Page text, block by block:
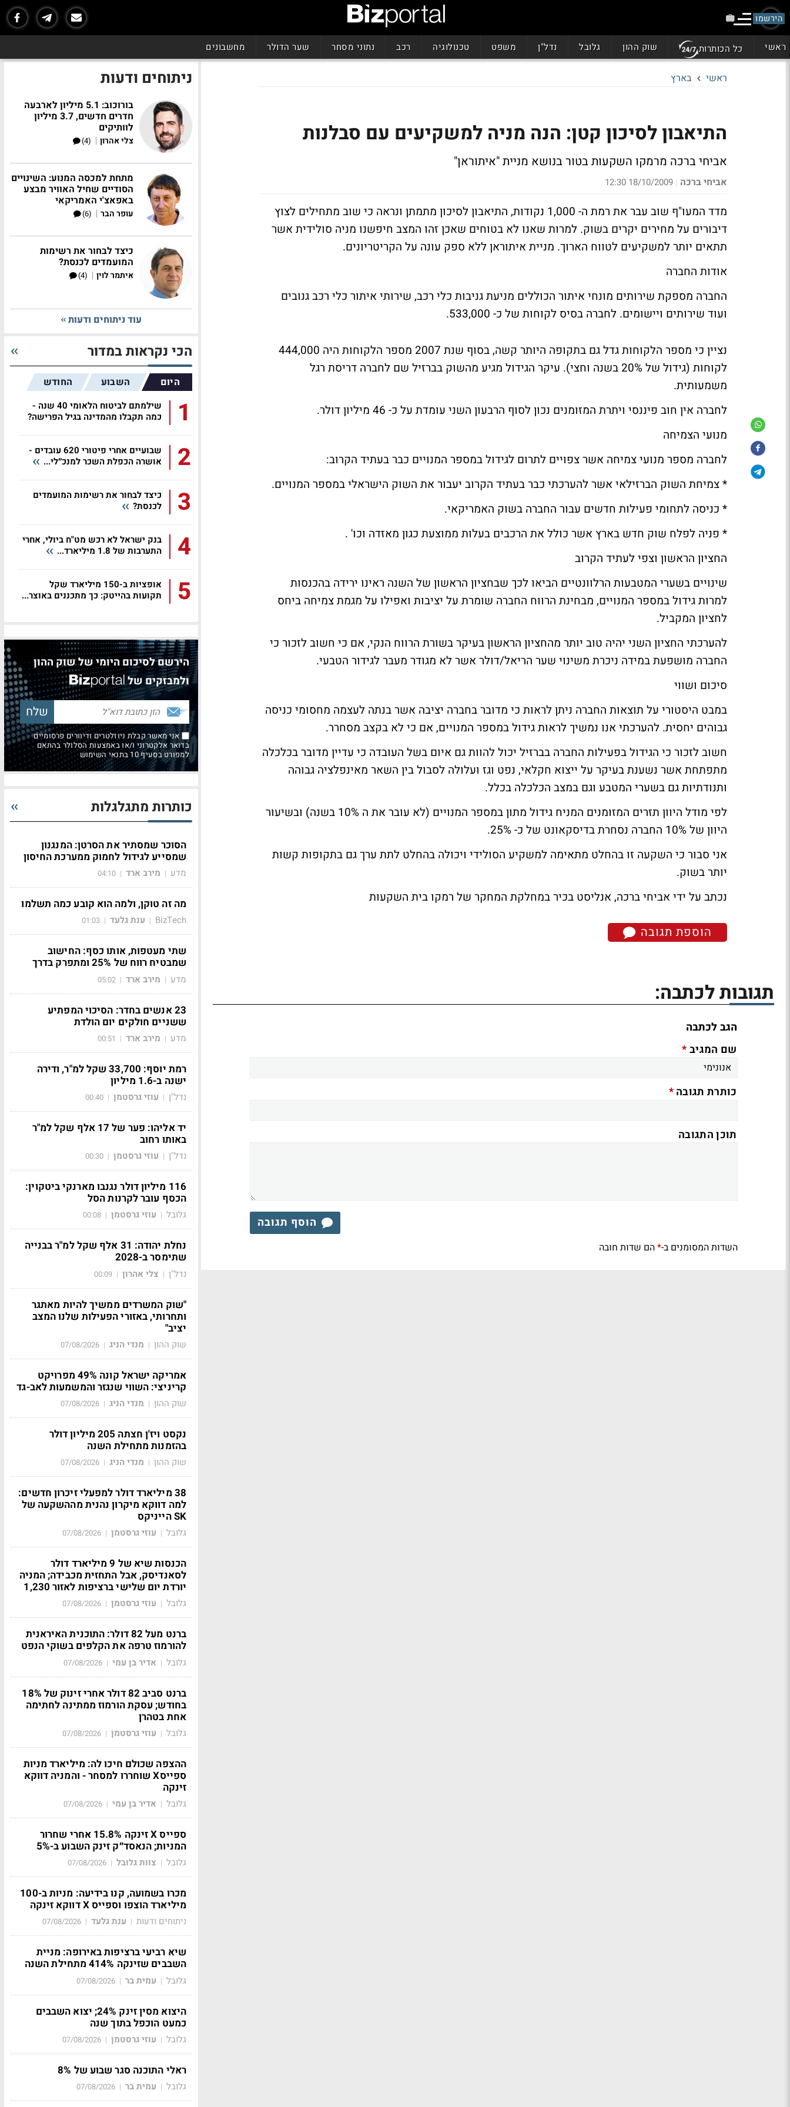
הירשמו
ראשי כל הכותרות שוק ההון גלובל נדל"ן משפט טכנולוגיה רכב נתוני מסחר שער הדולר מחשבונים
ראשי בארץ
התיאבון לסיכון קטן: הנה מניה למשקיעים עם סבלנות
אביחי ברכה מרמקו השקעות בטור בנושא מניית "איתוראן"
אביחי ברכה |
18/10/2009 12:30
מדד המעו"ף שוב עבר את רמת ה- 1,000 נקודות, התיאבון לסיכון מתמתן ונראה כי שוב מתחילים לצוץ
דיבורים על מחירים יקרים בשוק. למרות שאנו לא בטוחים שאכן זהו המצב חיפשנו מניה סולידית אשר
תתאים יותר למשקיעים לטווח הארוך. מניית איתוראן ללא ספק עונה על הקריטריונים.
אודות החברה
החברה מספקת שירותים מונחי איתור הכוללים מניעת גניבות כלי רכב, שירותי איתור כלי רכב גנובים
ועוד שירותים ויישומים. לחברה בסיס לקוחות של כ- 533,000.
נציין כי מספר הלקוחות גדל גם בתקופה היותר קשה, בסוף שנת 2007 מספר הלקוחות היה 444,000
לקוחות (גידול של 20% בשנה וחצי). עיקר הגידול מגיע מהשוק בברזיל שם לחברה דריסת רגל
משמעותית.
לחברה אין חוב פיננסי ויתרת המזומנים נכון לסוף הרבעון השני עומדת על כ- 46 מיליון דולר.
מנועי הצמיחה
לחברה מספר מנועי צמיחה אשר צפויים לתרום לגידול במספר המנויים כבר בעתיד הקרוב:
* צמיחת השוק הברזילאי אשר להערכתי כבר בעתיד הקרוב יעבור את השוק הישראלי במספר המנויים.
* כניסה לתחומי פעילות חדשים עבור החברה בשוק האמריקאי.
* פניה לפלח שוק חדש בארץ אשר כולל את הרכבים בעלות ממוצעת כגון מאזדה וכו' .
החציון הראשון וצפי לעתיד הקרוב
שינויים בשערי המטבעות הרלוונטיים הביאו לכך שבחציון הראשון של השנה ראינו ירידה בהכנסות
למרות גידול במספר המנויים, מבחינת הרווח החברה שומרת על יציבות ואפילו על מגמת צמיחה ביחס
לחציון המקביל.
להערכתי החציון השני יהיה טוב יותר מהחציון הראשון בעיקר בשורת הרווח הנקי, אם כי חשוב לזכור כי
החברה מושפעת במידה ניכרת משינוי שער הריאל/דולר אשר לא מגודר מעבר לגידור הטבעי.
סיכום ושווי
במבט היסטורי על תוצאות החברה ניתן לראות כי מדובר בחברה יציבה אשר בנתה לעצמה מחסומי כניסה
גבוהים יחסית. להערכתי אנו נמשיך לראות גידול במספר המנויים, אם כי לא בקצב מסחרר.
חשוב לזכור כי הגידול בפעילות החברה בברזיל יכול להוות גם איום בשל העובדה כי עדיין מדובר בכלכלה
מתפתחת אשר נשענת בעיקר על ייצוא חקלאי, נפט וגז ועלולה לסבול בין השאר מאינפלציה גבוהה
ותנודתיות גם בשערי המטבע וגם במצב הכלכלה בכלל.
לפי מודל היוון תזרים המזומנים המניח גידול מתון במספר המנויים (לא עובר את ה 10% בשנה) ובשיעור
היוון של 10% החברה נסחרת בדיסקאונט של כ- 25%.
אני סבור כי השקעה זו בהחלט מתאימה למשקיע הסולידי ויכולה בהחלט לתת ערך גם בתקופות קשות
יותר בשוק.
נכתב על ידי אביחי ברכה, אנליסט בכיר במחלקת המחקר של רמקו בית השקעות
הוספת תגובה
תגובות לכתבה:
הגב לכתבה
שם המגיב*
כותרת תגובה*
תוכן התגובה
הוסף תגובה
השדות המסומנים ב-*הם שדות חובה
ניתוחים ודעות
בורוכוב: 5.1 מיליון לארבעה
חדרים חדשים, 3.7 מיליון
לוותיקים
צלי אהרון |
(4)
מתחת למכסה המנוע: השינויים
הסודיים שחיל האוויר מבצע
באפאצ'י האמריקאי
עופר הבר |
(6)
כיצד לבחור את רשימות
המועמדים לכנסת?
איתמר לוין |
(4)
עוד ניתוחים ודעות
הכי נקראות במדור
היום השבוע החודש
1
שילמתם לביטוח הלאומי 40 שנה -
כמה תקבלו מהמדינה בגיל הפרישה?
2
שבועיים אחרי פיטורי 620 עובדים -
אושרה הכפלת השכר למנכ״לי...
3
כיצד לבחור את רשימות המועמדים
לכנסת?
4
בנק ישראל לא רכש מט"ח ביולי, אחרי
התערבות של 1.8 מיליארד...
5
אופציות ב-150 מיליארד שקל
תקועות בהייטק: כך מתכננים באוצר...
הירשם לסיכום היומי של שוק ההון
ולמבזקים של
אני מאשר קבלת ניוזלטרים ודיוורים פרסומיים
בדואר אלקטרוני ו/או באמצעות הסלולר בהתאם
למפורט בסעיף 10 בתנאי השימוש
כותרות מתגלגלות
הסוכר שמסתיר את הסרטן: המנגנון
שמסייע לגידול לחמוק ממערכת החיסון
מדע | מירב ארד |
04:10
מה זה טוקן, ולמה הוא קובע כמה תשלמו
BizTech
| ענת גלעד |
01:03
שתי מעטפות, אותו כסף: החישוב
שמבטיח רווח של 25% ומתפרק בדרך
מדע | מירב ארד |
05:02
23 אנשים בחדר: הסיכוי המפתיע
ששניים חולקים יום הולדת
מדע | מירב ארד |
00:51
רמת יוסף: 33,700 שקל למ"ר, ודירה
ישנה ב-1.6 מיליון
נדל"ן | עוזי גרסטמן |
00:40
יד אליהו: פער של 17 אלף שקל למ"ר
באותו רחוב
נדל"ן | עוזי גרסטמן |
00:30
116 מיליון דולר נגנבו מארנקי ביטקוין:
הכסף עובר לקרנות הסל
גלובל | עוזי גרסטמן |
00:08
נחלת יהודה: 31 אלף שקל למ"ר בבנייה
שתימסר ב-2028
נדל"ן | צלי אהרון |
00:09
"שוק המשרדים ממשיך להיות מאתגר
ותחרותי, באזורי הפעילות שלנו המצב
יציב"
שוק ההון | מנדי הניג |
07/08/2026
אמריקה ישראל קונה 49% מפרויקט
קריניצי: השווי שנגזר והמשמעות לאב-גד
שוק ההון | מנדי הניג |
07/08/2026
נקסט ויז'ן חצתה 205 מיליון דולר
בהזמנות מתחילת השנה
שוק ההון | מנדי הניג |
07/08/2026
38 מיליארד דולר למפעלי זיכרון חדשים:
למה דווקא מיקרון נהנית מההשקעה של
SK הייניקס
גלובל | עוזי גרסטמן |
07/08/2026
הכנסות שיא של 9 מיליארד דולר
לסאנדיסק, אבל התחזית מכבידה; המניה
יורדת יום שלישי ברציפות לאזור 1,230
גלובל | עוזי גרסטמן |
07/08/2026
ברנט מעל 82 דולר: התוכנית האיראנית
להורמוז טרפה את הקלפים בשוקי הנפט
גלובל | אדיר בן עמי |
07/08/2026
ברנט סביב 82 דולר אחרי זינוק של 18%
בחודש; עסקת הורמוז ממתינה לחתימה
אחת בטהרן
גלובל | עוזי גרסטמן |
07/08/2026
ההצפה שכולם חיכו לה: מיליארד מניות
ספייסX שוחררו למסחר - והמניה דווקא
זינקה
גלובל | אדיר בן עמי |
07/08/2026
ספייס X זינקה 15.8% אחרי שחרור
המניות; הנאסד״ק זינק השבוע ב-5%
גלובל | צוות גלובל |
07/08/2026
מכרו בשמועה, קנו בידיעה: מניות ב-100
מיליארד הוצפו וספייס X דווקא זינקה
ניתוחים ודעות | ענת גלעד |
07/08/2026
שיא רביעי ברציפות באירופה: מניית
השבבים שזינקה 414% מתחילת השנה
גלובל | עמית בר |
07/08/2026
היצוא מסין זינק 24%; יצוא השבבים
כמעט הוכפל בתוך שנה
גלובל | עוזי גרסטמן |
07/08/2026
ראלי התוכנה סגר שבוע של 8%
גלובל | עמית בר |
07/08/2026